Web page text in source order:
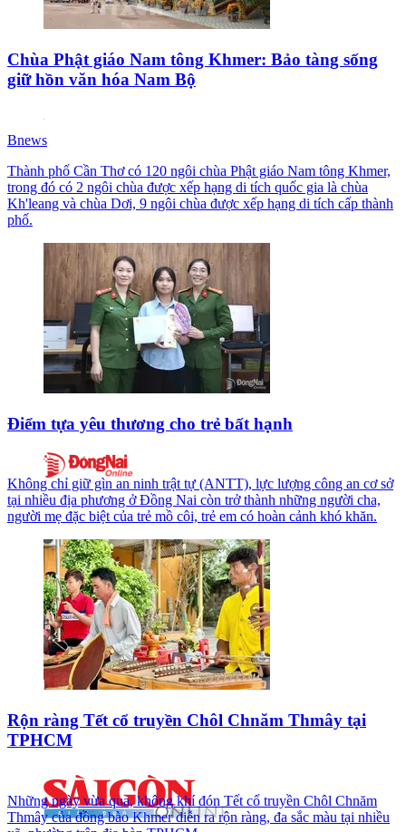
Chùa Phật giáo Nam tông Khmer: Bảo tàng sống
giữ hồn văn hóa Nam Bộ
Bnews
Thành phố Cần Thơ có 120 ngôi chùa Phật giáo Nam tông Khmer,
trong đó có 2 ngôi chùa được xếp hạng di tích quốc gia là chùa
Kh'leang và chùa Dơi, 9 ngôi chùa được xếp hạng di tích cấp thành
phố.
Điểm tựa yêu thương cho trẻ bất hạnh
Không chỉ giữ gìn an ninh trật tự (ANTT), lực lượng công an cơ sở
tại nhiều địa phương ở Ðồng Nai còn trở thành những người cha,
người mẹ đặc biệt của trẻ mồ côi, trẻ em có hoàn cảnh khó khăn.
Rộn ràng Tết cổ truyền Chôl Chnăm Thmây tại
TPHCM
Những ngày vừa qua, không khí đón Tết cổ truyền Chôl Chnăm
Thmây của đồng bào Khmer diễn ra rộn ràng, đa sắc màu tại nhiều